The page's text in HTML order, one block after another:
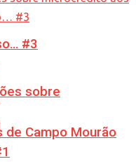
sobre
Campo Mourão
#3